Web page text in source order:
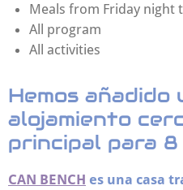
Meals from Friday night
All program
All activities
Hemos añadido
alojamiento
principal para 8
CAN BENCH es una casa